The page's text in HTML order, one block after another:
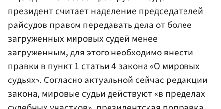
президент считает наделение председателей
райсудов правом передавать дела от более
загруженных мировых судей менее
загруженным, для этого необходимо внести
правки в пункт 1 статьи 4 закона «О мировых
судьях». Согласно актуальной сейчас редакции
закона, мировые судьи действуют «в пределах